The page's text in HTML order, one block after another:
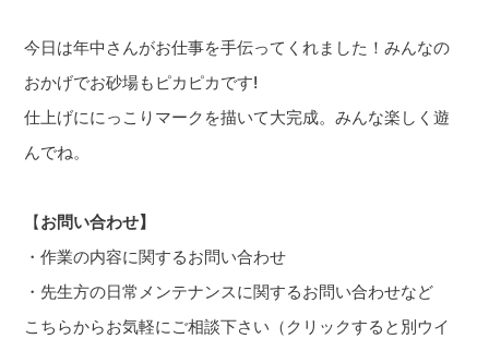
今日は年中さんがお仕事を手伝ってくれました！みんなの
おかげでお砂場もピカピカです!
仕上げににっこりマークを描いて大完成。みんな楽しく遊
んでね。
【お問い合わせ】
・作業の内容に関するお問い合わせ
・先生方の日常メンテナンスに関するお問い合わせなど
こちらからお気軽にご相談下さい（クリックすると別ウイ